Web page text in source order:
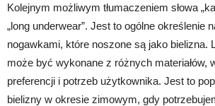
Kolejnym możliwym tłumaczeniem słowa
„long underwear”. Jest to ogólne określenie
nogawkami, które noszone są jako bielizna.
może być wykonane z różnych materiałów,
preferencji i potrzeb użytkownika. Jest to
bielizny w okresie zimowym, gdy